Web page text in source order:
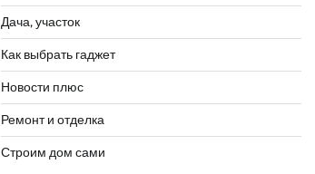
Дача, участок
Как выбрать гаджет
Новости плюс
Ремонт и отделка
Строим дом сами